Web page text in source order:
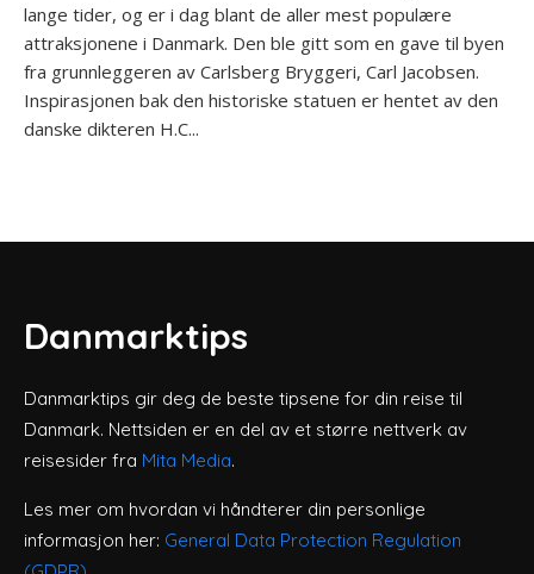
lange tider, og er i dag blant de aller mest populære
attraksjonene i Danmark. Den ble gitt som en gave til byen
fra grunnleggeren av Carlsberg Bryggeri, Carl Jacobsen.
Inspirasjonen bak den historiske statuen er hentet av den
danske dikteren H.C...
Danmarktips
Danmarktips gir deg de beste tipsene for din reise til
Danmark. Nettsiden er en del av et større nettverk av
reisesider fra Mita Media.
Les mer om hvordan vi håndterer din personlige
informasjon her: General Data Protection Regulation